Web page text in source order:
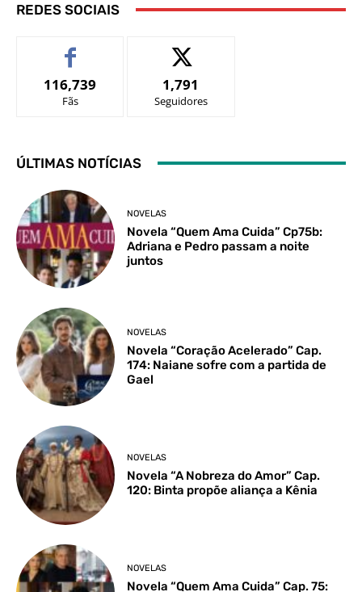
REDES SOCIAIS
116,739
Fãs
1,791
Seguidores
ÚLTIMAS NOTÍCIAS
NOVELAS
Novela “Quem Ama Cuida” Cp75b:
Adriana e Pedro passam a noite
juntos
NOVELAS
Novela “Coração Acelerado” Cap.
174: Naiane sofre com a partida de
Gael
NOVELAS
Novela “A Nobreza do Amor” Cap.
120: Binta propõe aliança a Kênia
NOVELAS
Novela “Quem Ama Cuida” Cap. 75: